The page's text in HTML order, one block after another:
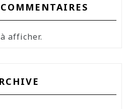
afficher.